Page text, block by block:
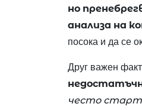
но
анализа на
посока и да се
Друг важен
често